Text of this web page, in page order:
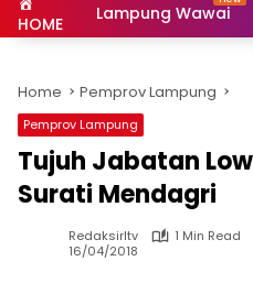
HOME Lampung Wawai
Home Pemprov Lampung
Pemprov Lampung
Tujuh Jabatan
Surati Mendagri
Redaksirltv
1 Min Read
16/04/2018